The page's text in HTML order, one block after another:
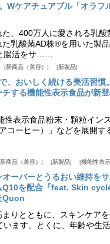
Wケアチュアブル「オラフ
た、400万人に愛される乳
乳酸菌AD株®を用いた製
腸活をサ……
新商品（美容） 新製品
、おいしく続ける美活習慣
する機能性表示食品が新
性表示食品粉末・顆粒イン
ーヒー）」などを展開す
新商品（美容） 新製品 機能性表
ーバーとうるおい維持を
Q10を配合『feat. Skin
Quon
りとともに、スキンケアを
ます。とくに、年齢や生